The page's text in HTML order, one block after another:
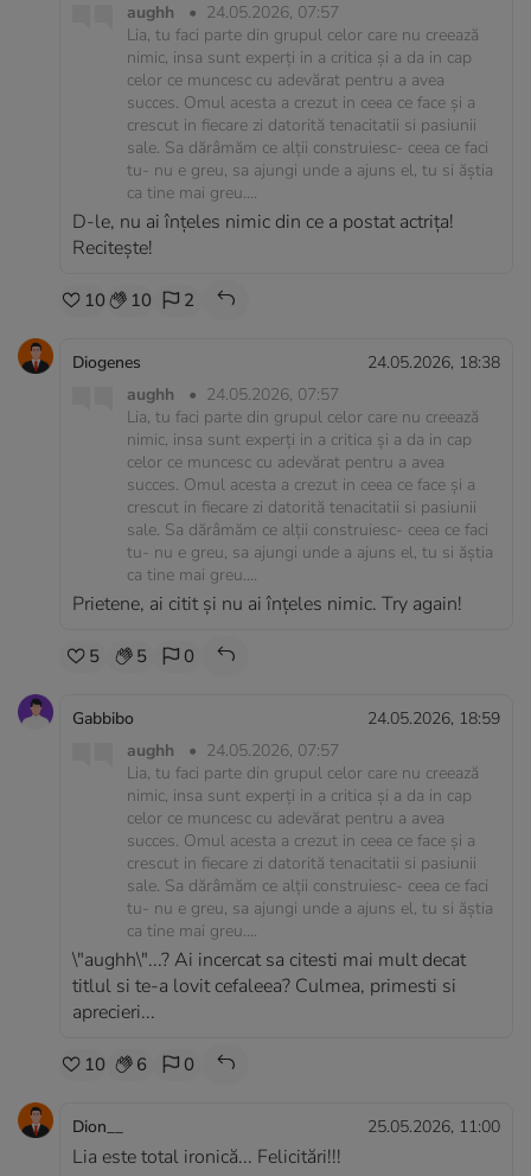
aughh
• 24.05.2026, 07:57
Lia, tu faci parte din grupul celor care nu creează
nimic, insa sunt experți in a critica și a da in cap
celor ce muncesc cu adevărat pentru a avea
succes. Omul acesta a crezut in ceea ce face și a
crescut in fiecare zi datorită tenacitatii si pasiunii
sale. Sa dărâmăm ce alții construiesc- ceea ce faci
tu- nu e greu, sa ajungi unde a ajuns el, tu si ăștia
ca tine mai greu....
D-le, nu ai înțeles nimic din ce a postat actrița!
Recitește!
10 10 2
Diogenes
24.05.2026, 18:38
aughh
• 24.05.2026, 07:57
Lia, tu faci parte din grupul celor care nu creează
nimic, insa sunt experți in a critica și a da in cap
celor ce muncesc cu adevărat pentru a avea
succes. Omul acesta a crezut in ceea ce face și a
crescut in fiecare zi datorită tenacitatii si pasiunii
sale. Sa dărâmăm ce alții construiesc- ceea ce faci
tu- nu e greu, sa ajungi unde a ajuns el, tu si ăștia
ca tine mai greu....
Prietene, ai citit și nu ai înțeles nimic. Try again!
5 5 0
Gabbibo
24.05.2026, 18:59
aughh
• 24.05.2026, 07:57
Lia, tu faci parte din grupul celor care nu creează
nimic, insa sunt experți in a critica și a da in cap
celor ce muncesc cu adevărat pentru a avea
succes. Omul acesta a crezut in ceea ce face și a
crescut in fiecare zi datorită tenacitatii si pasiunii
sale. Sa dărâmăm ce alții construiesc- ceea ce faci
tu- nu e greu, sa ajungi unde a ajuns el, tu si ăștia
ca tine mai greu....
\"aughh\"...? Ai incercat sa citesti mai mult decat
titlul si te-a lovit cefaleea? Culmea, primesti si
aprecieri...
10 6 0
Dion__ 25.05.2026, 11:00
Lia este total ironică... Felicitări!!!